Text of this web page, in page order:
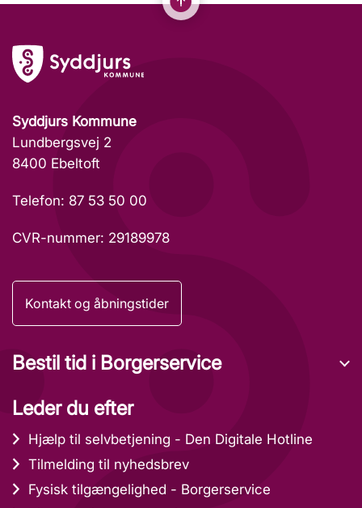
Syddjurs Kommune
Lundbergsvej 2
8400 Ebeltoft
Telefon: 87 53 50 00
CVR-nummer: 29189978
Kontakt og åbningstider
Bestil tid i Borgerservice
Leder du efter
Hjælp til selvbetjening - Den Digitale Hotline
Tilmelding til nyhedsbrev
Fysisk tilgængelighed - Borgerservice